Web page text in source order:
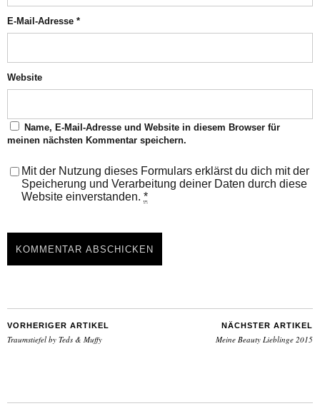
E-Mail-Adresse *
Website
Name, E-Mail-Adresse und Website in diesem Browser für
meinen nächsten Kommentar speichern.
Mit der Nutzung dieses Formulars erklärst du dich mit der
Speicherung und Verarbeitung deiner Daten durch diese
Website einverstanden. *
VORHERIGER ARTIKEL
Traumstiefel by Teds & Muffy
NÄCHSTER ARTIKEL
Meine Beauty Lieblinge 2015